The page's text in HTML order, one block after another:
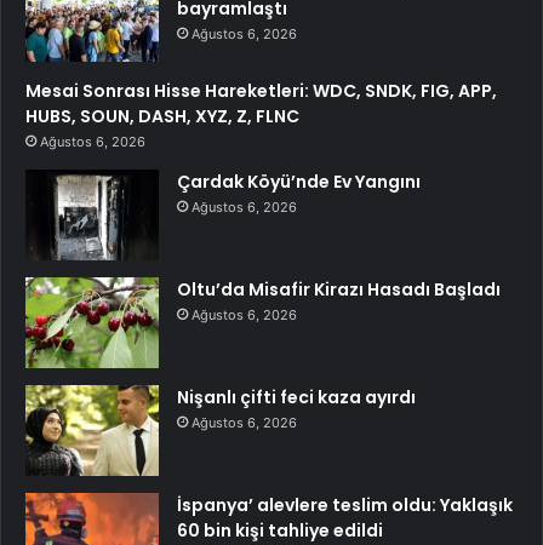
bayramlaştı
Ağustos 6, 2026
Mesai Sonrası Hisse Hareketleri: WDC, SNDK, FIG, APP,
HUBS, SOUN, DASH, XYZ, Z, FLNC
Ağustos 6, 2026
Çardak Köyü’nde Ev Yangını
Ağustos 6, 2026
Oltu’da Misafir Kirazı Hasadı Başladı
Ağustos 6, 2026
Nişanlı çifti feci kaza ayırdı
Ağustos 6, 2026
İspanya’ alevlere teslim oldu: Yaklaşık
60 bin kişi tahliye edildi